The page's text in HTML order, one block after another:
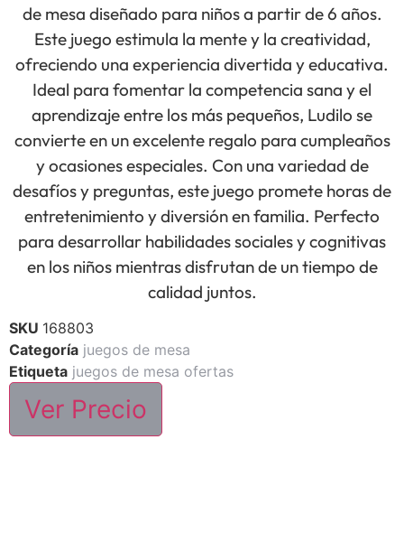
de mesa diseñado para niños a partir de 6 años.
Este juego estimula la mente y la creatividad,
ofreciendo una experiencia divertida y educativa.
Ideal para fomentar la competencia sana y el
aprendizaje entre los más pequeños, Ludilo se
convierte en un excelente regalo para cumpleaños
y ocasiones especiales. Con una variedad de
desafíos y preguntas, este juego promete horas de
entretenimiento y diversión en familia. Perfecto
para desarrollar habilidades sociales y cognitivas
en los niños mientras disfrutan de un tiempo de
calidad juntos.
SKU 168803
Categoría juegos de mesa
Etiqueta juegos de mesa ofertas
Ver Precio